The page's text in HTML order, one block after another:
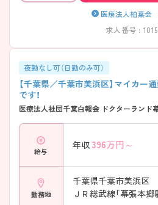
医療法人柏葉
求人番号 :
夜勤なし可（日勤のみ可）
【千葉県／千葉市美浜区】マイカー
です！
医療法人社団千葉白報会 ドクターランド
給与
年収 396万円～
勤務地
千葉県千葉市美浜区
ＪＲ総武線「幕張本郷